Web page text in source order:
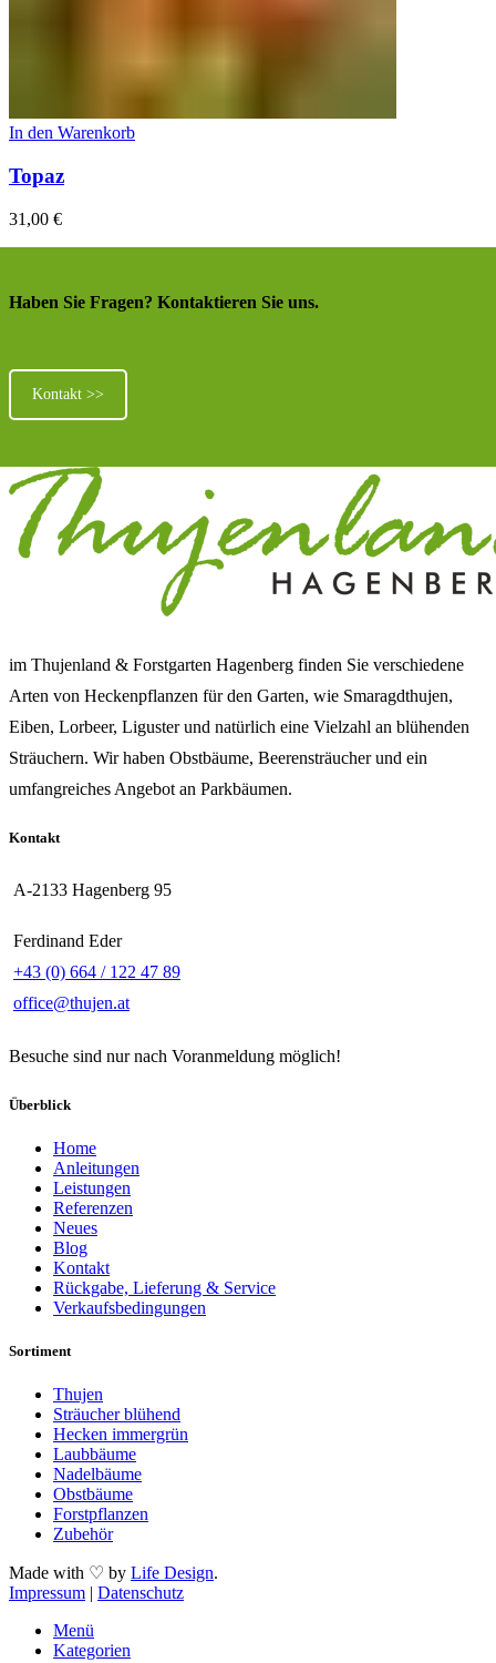
In den Warenkorb
Topaz
31,00 €
Haben Sie Fragen? Kontaktieren Sie uns.
Kontakt >>
im Thujenland & Forstgarten Hagenberg finden Sie verschiedene
Arten von Heckenpflanzen für den Garten, wie Smaragdthujen,
Eiben, Lorbeer, Liguster und natürlich eine Vielzahl an blühenden
Sträuchern. Wir haben Obstbäume, Beerensträucher und ein
umfangreiches Angebot an Parkbäumen.
Kontakt
A-2133 Hagenberg 95
Ferdinand Eder
+43 (0) 664 / 122 47 89
office@thujen.at
Besuche sind nur nach Voranmeldung möglich!
Überblick
Home
Anleitungen
Leistungen
Referenzen
Neues
Blog
Kontakt
Rückgabe, Lieferung & Service
Verkaufsbedingungen
Sortiment
Thujen
Sträucher blühend
Hecken immergrün
Laubbäume
Nadelbäume
Obstbäume
Forstpflanzen
Zubehör
Made with ♡ by Life Design.
Impressum | Datenschutz
Menü
Kategorien